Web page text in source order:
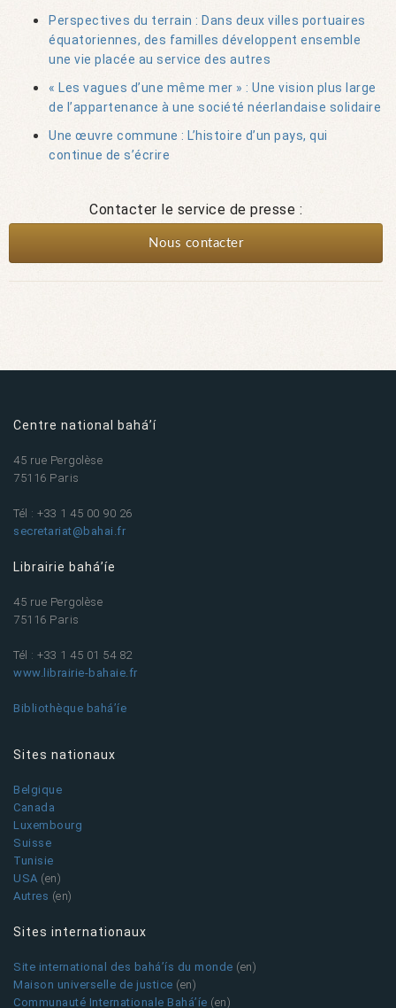
Perspectives du terrain : Dans deux villes portuaires
équatoriennes, des familles développent ensemble
une vie placée au service des autres
« Les vagues d’une même mer » : Une vision plus large
de l’appartenance à une société néerlandaise solidaire
Une œuvre commune : L’histoire d’un pays, qui
continue de s’écrire
Contacter le service de presse :
Nous contacter
Centre national bahá’í
45 rue Pergolèse
75116 Paris
Tél : +33 1 45 00 90 26
secretariat@bahai.fr
Librairie bahá’íe
45 rue Pergolèse
75116 Paris
Tél : +33 1 45 01 54 82
www.librairie-bahaie.fr
Bibliothèque bahá’íe
Sites nationaux
Belgique
Canada
Luxembourg
Suisse
Tunisie
USA (en)
Autres (en)
Sites internationaux
Site international des bahá’ís du monde (en)
Maison universelle de justice (en)
Communauté Internationale Bahá’íe (en)